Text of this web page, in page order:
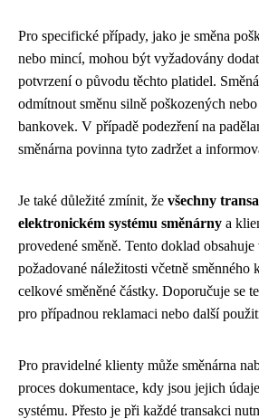
Pro specifické případy, jako je směna
nebo mincí, mohou být vyžadovány
potvrzení o původu těchto platidel.
odmítnout směnu silně poškozených
bankovek. V případě podezření na
směnárna povinna tyto zadržet a
Je také důležité zmínit, že všechny
elektronickém systému směnárny a
provedené směně. Tento doklad
požadované náležitosti včetně směnného
celkové směněné částky. Doporučuje se
pro případnou reklamaci nebo další
Pro pravidelné klienty může směnárna
proces dokumentace, kdy jsou jejich
systému. Přesto je při každé transakci